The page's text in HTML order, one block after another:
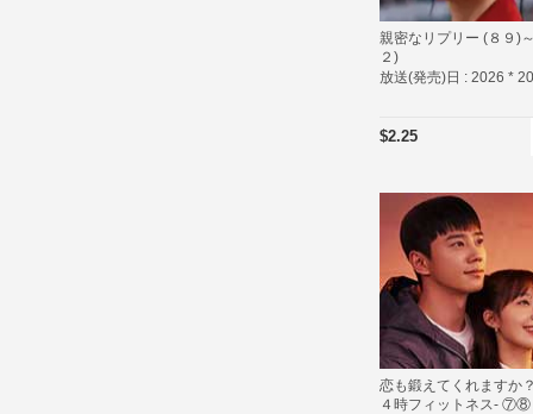
親密なリプリー (８９)
２)
放送(発売)日 : 2026 *
$2.25
恋も鍛えてくれますか
４時フィットネス- ⑦⑧